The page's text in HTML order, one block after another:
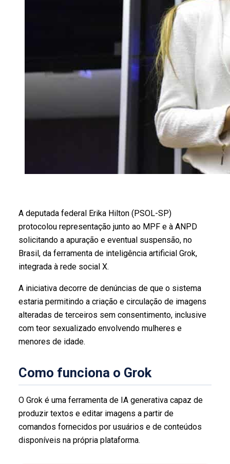
A deputada federal Erika Hilton (PSOL-SP)
protocolou representação junto ao MPF e à ANPD
solicitando a apuração e eventual suspensão, no
Brasil, da ferramenta de inteligência artificial Grok,
integrada à rede social X.
A iniciativa decorre de denúncias de que o sistema
estaria permitindo a criação e circulação de imagens
alteradas de terceiros sem consentimento, inclusive
com teor sexualizado envolvendo mulheres e
menores de idade.
Como funciona o Grok
O Grok é uma ferramenta de IA generativa capaz de
produzir textos e editar imagens a partir de
comandos fornecidos por usuários e de conteúdos
disponíveis na própria plataforma.